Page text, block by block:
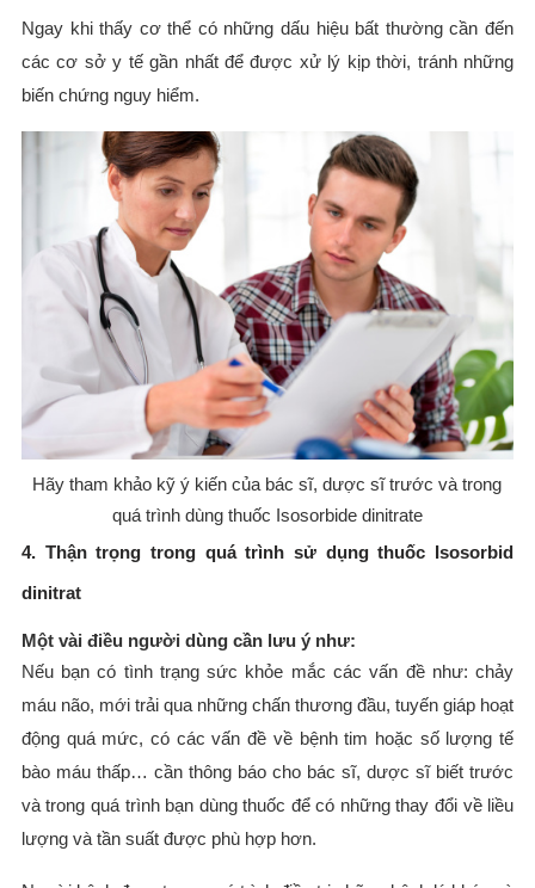
Ngay khi thấy cơ thể có những dấu hiệu bất thường cần đến
các cơ sở y tế gần nhất để được xử lý kịp thời, tránh những
biến chứng nguy hiểm.
Hãy tham khảo kỹ ý kiến của bác sĩ, dược sĩ trước và trong
quá trình dùng thuốc Isosorbide dinitrate
4. Thận trọng trong quá trình sử dụng thuốc Isosorbid
dinitrat
Một vài điều người dùng cần lưu ý như:
Nếu bạn có tình trạng sức khỏe mắc các vấn đề như: chảy
máu não, mới trải qua những chấn thương đầu, tuyến giáp hoạt
động quá mức, có các vấn đề về bệnh tim hoặc số lượng tế
bào máu thấp… cần thông báo cho bác sĩ, dược sĩ biết trước
và trong quá trình bạn dùng thuốc để có những thay đổi về liều
lượng và tần suất được phù hợp hơn.